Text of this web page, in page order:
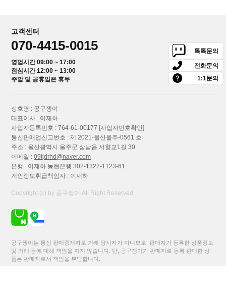
보쉬 Fontus 18V 충전 세척기 본체 20bar
충전 낙엽 송풍기 블...
106,800원
보쉬 KEO 18V 충전 정원용톱 컷소 가지
터 본체만 양날 전정기...
110,300원
고객센터
070-4415-0015
영업시간 09:00 ~ 17:00
점심시간 12:00 ~ 13:00
주말 및 공휴일은 휴무
톡톡문의
전화문의
1:1문의
상호명 : 공구쟁이
대표이사 : 이재하
사업자등록번호 : 764-61-00177 [사업자번호확인]
통신판매업신고번호 : 제 2021-울산울주-0561 호
주소 : 울산광역시 울주군 삼남읍 서향교1길 30
이메일 :09tjdrhd@naver.com
은행 : 이재하 농협은행 302-1322-1123-61
개인정보취급책임자 : 이재하
Copyright (c) by 공구쟁이 All Right Reserved.
공구쟁이는 통신 판매중개자로 거래 당사자가 아니므로, 판매자가 등록한 상품정보
및 거래 등에 대해 책임을 지지 않습니다. 단, 공구쟁이가 판매자로 등록 판매한 상
품은 판매자로서 책임을 부담합니다.